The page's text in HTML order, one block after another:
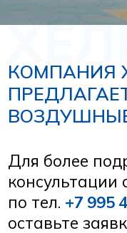
ROBINSON R44
Скорость — 180 км/ч